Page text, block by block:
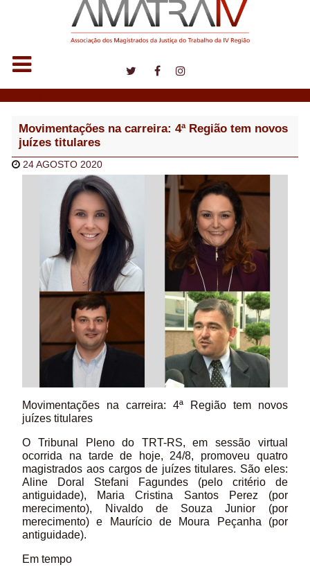
Movimentações na carreira: 4ª Região tem novos
juízes titulares
24 AGOSTO 2020
Movimentações na carreira: 4ª Região tem novos
juízes titulares
O Tribunal Pleno do TRT-RS, em sessão virtual
ocorrida na tarde de hoje, 24/8, promoveu quatro
magistrados aos cargos de juízes titulares. São eles:
Aline Doral Stefani Fagundes (pelo critério de
antiguidade), Maria Cristina Santos Perez (por
merecimento), Nivaldo de Souza Junior (por
merecimento) e Maurício de Moura Peçanha (por
antiguidade).
Em tempo